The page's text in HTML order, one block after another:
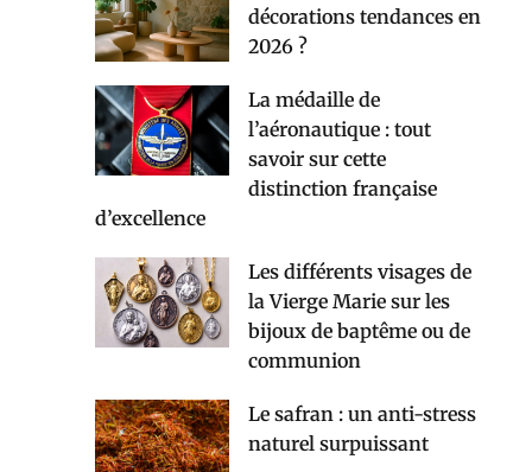
décorations tendances en
2026 ?
La médaille de
l’aéronautique : tout
savoir sur cette
distinction française
d’excellence
Les différents visages de
la Vierge Marie sur les
bijoux de baptême ou de
communion
Le safran : un anti-stress
naturel surpuissant